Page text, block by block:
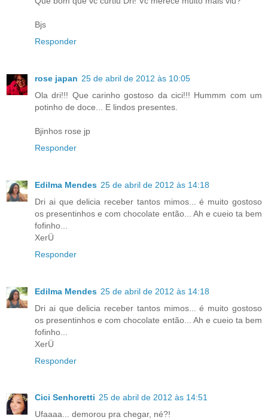
Bjs
Responder
rose japan 25 de abril de 2012 às 10:05
Ola dri!!! Que carinho gostoso da cici!!! Hummm com um
potinho de doce... E lindos presentes.
Bjinhos rose jp
Responder
Edilma Mendes 25 de abril de 2012 às 14:18
Dri ai que delicia receber tantos mimos... é muito gostoso
os presentinhos e com chocolate então... Ah e cueio ta bem
fofinho...
XerÜ
Responder
Edilma Mendes 25 de abril de 2012 às 14:18
Dri ai que delicia receber tantos mimos... é muito gostoso
os presentinhos e com chocolate então... Ah e cueio ta bem
fofinho...
XerÜ
Responder
Cici Senhoretti 25 de abril de 2012 às 14:51
Ufaaaa... demorou pra chegar, né?!